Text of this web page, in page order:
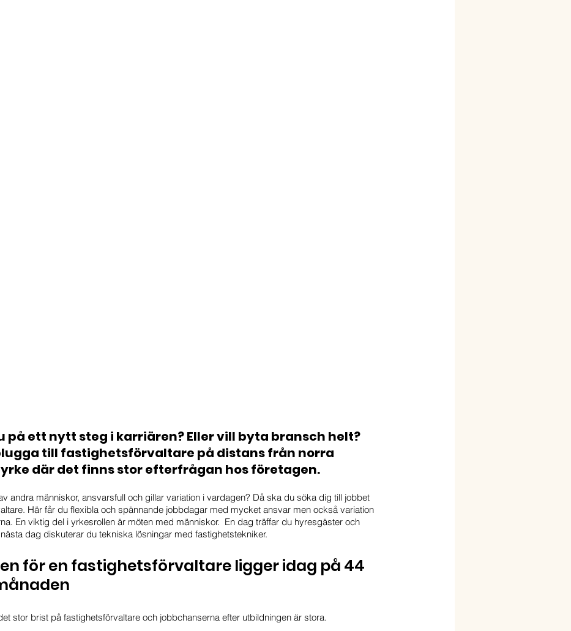
på ett nytt steg i karriären? Eller vill byta bransch helt?
till fastighetsförvaltare på distans från norra
yrke där det finns stor efterfrågan hos företagen.
andra människor, ansvarsfull och gillar variation i vardagen? Då ska du söka dig till jobbet
Här får du flexibla och spännande jobbdagar med mycket ansvar men också variation
En viktig del i yrkesrollen är möten med människor.  En dag träffar du hyresgäster och
dag diskuterar du tekniska lösningar med fastighetstekniker.
för en fastighetsförvaltare ligger idag på 44
stor brist på fastighetsförvaltare och jobbchanserna efter utbildningen är stora.